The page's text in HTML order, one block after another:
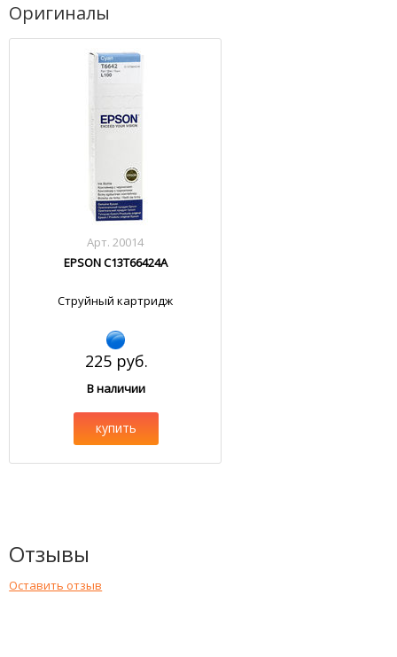
Оригиналы
Арт. 20014
EPSON C13T66424A
Струйный картридж
225 руб.
В наличии
купить
Отзывы
Оставить отзыв